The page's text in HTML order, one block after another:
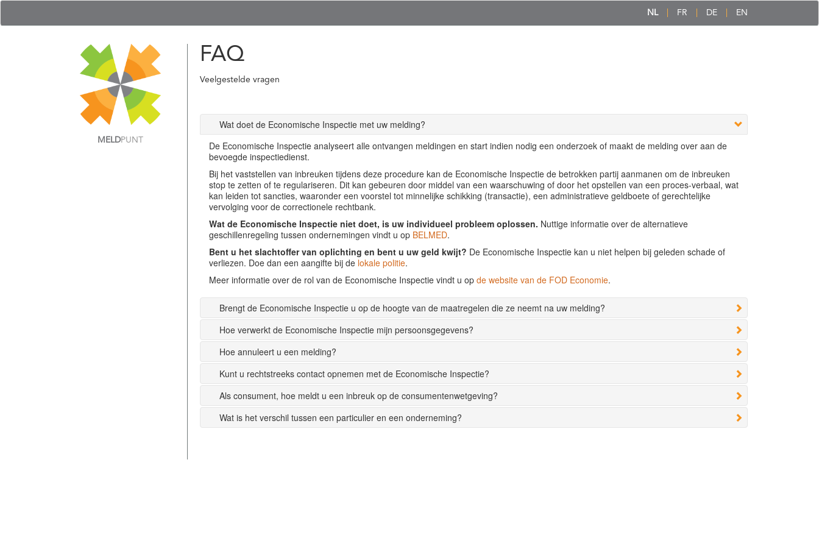
NL FR DE EN
MELDPUNT
FAQ
Veelgestelde vragen
Wat doet de Economische Inspectie met uw melding?
De Economische Inspectie analyseert alle ontvangen meldingen en start indien nodig een onderzoek of maakt de melding over aan de
bevoegde inspectiedienst.
Bij het vaststellen van inbreuken tijdens deze procedure kan de Economische Inspectie de betrokken partij aanmanen om de inbreuken
stop te zetten of te regulariseren. Dit kan gebeuren door middel van een waarschuwing of door het opstellen van een proces-verbaal, wat
kan leiden tot sancties, waaronder een voorstel tot minnelijke schikking (transactie), een administratieve geldboete of gerechtelijke
vervolging voor de correctionele rechtbank.
Wat de Economische Inspectie niet doet, is uw individueel probleem oplossen. Nuttige informatie over de alternatieve
geschillenregeling tussen ondernemingen vindt u op BELMED.
Bent u het slachtoffer van oplichting en bent u uw geld kwijt? De Economische Inspectie kan u niet helpen bij geleden schade of
verliezen. Doe dan een aangifte bij de lokale politie.
Meer informatie over de rol van de Economische Inspectie vindt u op de website van de FOD Economie.
Brengt de Economische Inspectie u op de hoogte van de maatregelen die ze neemt na uw melding?
Hoe verwerkt de Economische Inspectie mijn persoonsgegevens?
Hoe annuleert u een melding?
Kunt u rechtstreeks contact opnemen met de Economische Inspectie?
Als consument, hoe meldt u een inbreuk op de consumentenwetgeving?
Wat is het verschil tussen een particulier en een onderneming?